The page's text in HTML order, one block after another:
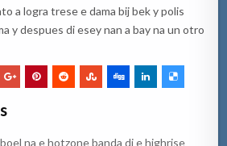
a logra trese e dama bij bek y polis
y despues di esey nan a bay na un otro
na e hotzone banda di e highrise